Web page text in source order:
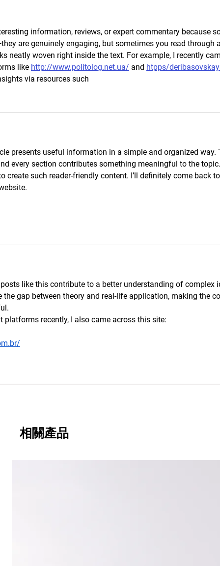
information, reviews, or expert commentary because
are genuinely engaging, but sometimes you read through
neatly woven right inside the text. For example, I recently
like http://www.politolog.net.ua/ and htpps/
via resources such
presents useful information in a simple and organized way.
every section contributes something meaningful to the
create such reader-friendly content. I’ll definitely come back
posts like this contribute to a better understanding of complex
the gap between theory and real-life application, making the
platforms recently, I also came across this site:
相關產品